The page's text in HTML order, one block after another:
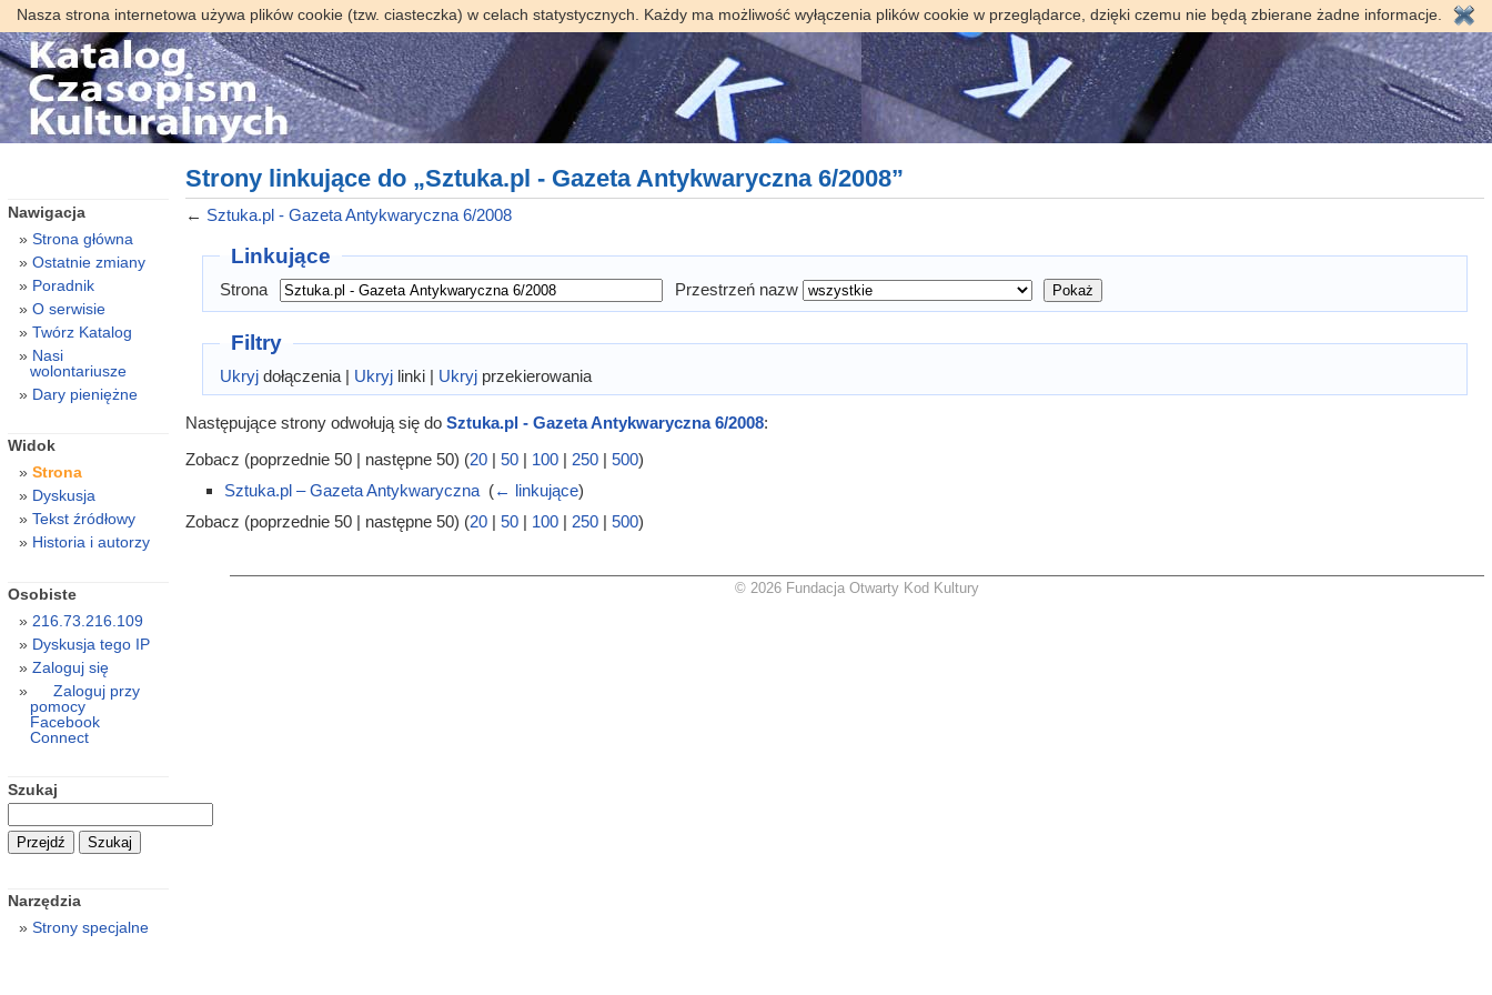
Nasza strona internetowa używa plików cookie (tzw. ciasteczka) w celach statystycznych. Każdy ma możliwość wyłączenia plików cookie w przeglądarce, dzięki czemu nie będą zbierane żadne informacje.
Strony linkujące do „Sztuka.pl - Gazeta Antykwaryczna 6/2008”
← Sztuka.pl - Gazeta Antykwaryczna 6/2008
Linkujące
Strona Przestrzeń nazw
Filtry
Ukryj dołączenia | Ukryj linki | Ukryj przekierowania
Następujące strony odwołują się do Sztuka.pl - Gazeta Antykwaryczna 6/2008:
Zobacz (poprzednie 50 | następne 50) (20| 50| 100| 250| 500)
Sztuka.pl – Gazeta Antykwaryczna‎ (← linkujące)
Zobacz (poprzednie 50 | następne 50) (20| 50| 100| 250| 500)
Nawigacja
Strona główna
Ostatnie zmiany
Poradnik
O serwisie
Twórz Katalog
Nasi
wolontariusze
Dary pieniężne
Widok
Strona
Dyskusja
Tekst źródłowy
Historia i autorzy
Osobiste
216.73.216.109
Dyskusja tego IP
Zaloguj się
Zaloguj przy
pomocy
Facebook
Connect
Szukaj
Narzędzia
Strony specjalne
© 2026 Fundacja Otwarty Kod Kultury